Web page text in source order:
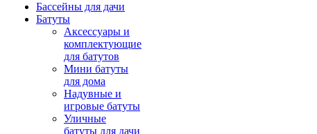
Бассейны для дачи
Батуты
Аксессуары и
комплектующие
для батутов
Мини батуты
для дома
Надувные и
игровые батуты
Уличные
батуты для дачи